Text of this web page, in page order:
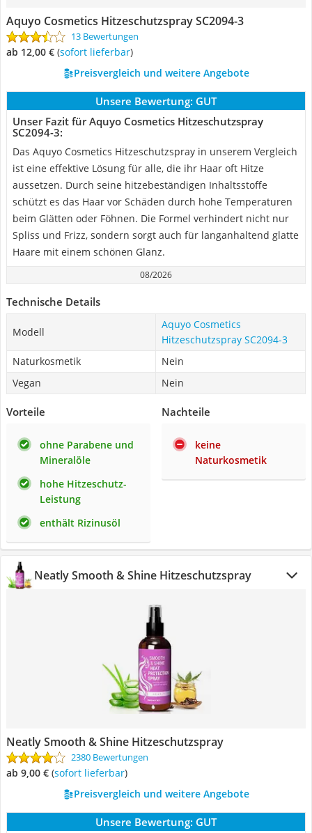
Aquyo Cosmetics Hitzeschutzspray ‎SC2094-3
13 Bewertungen
ab 12,00 € ( Sofort lieferbar)
Preisvergleich und weitere Angebote
Unsere Bewertung: GUT
Unser Fazit für Aquyo Cosmetics Hitzeschutzspray
‎SC2094-3:
Das Aquyo Cosmetics Hitzeschutzspray in unserem Vergleich
ist eine effektive Lösung für alle, die ihr Haar oft Hitze
aussetzen. Durch seine hitzebeständigen Inhaltsstoffe
schützt es das Haar vor Schäden durch hohe Temperaturen
beim Glätten oder Föhnen. Die Formel verhindert nicht nur
Spliss und Frizz, sondern sorgt auch für langanhaltend glatte
Haare mit einem schönen Glanz.
08/2026
Technische Details
Modell
Aquyo Cosmetics
Hitzeschutzspray ‎SC2094-3
Naturkosmetik
Nein
Vegan
Nein
Vorteile
ohne Parabene und
Mineralöle
hohe Hitzeschutz-
Leistung
enthält Rizinusöl
Nachteile
keine
Naturkosmetik
Neatly Smooth & Shine Hitzeschutzspray
Neatly Smooth & Shine Hitzeschutzspray
2380 Bewertungen
ab 9,00 € ( Sofort lieferbar)
Preisvergleich und weitere Angebote
Unsere Bewertung: GUT